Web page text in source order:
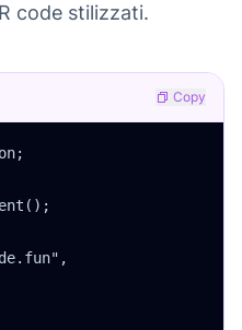
code stilizzati.
Copy